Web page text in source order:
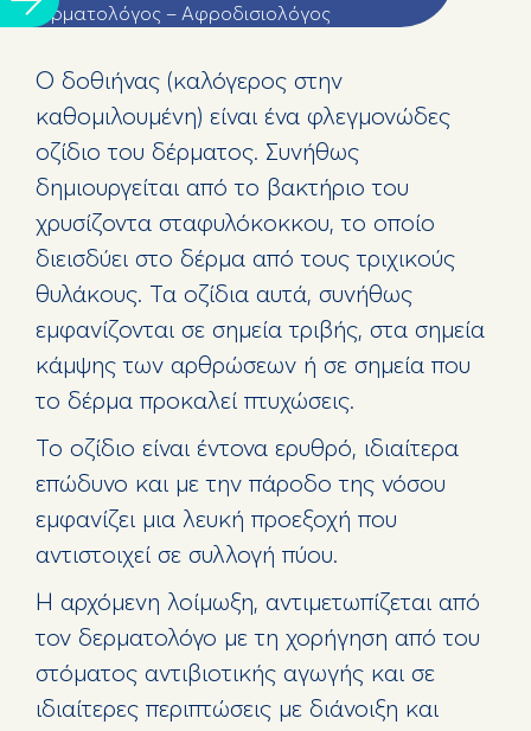
Δερματολόγος – Αφροδισιολόγος
Ο δοθιήνας (καλόγερος στην
καθομιλουμένη) είναι ένα φλεγμονώδες
οζίδιο του δέρματος. Συνήθως
δημιουργείται από το βακτήριο του
χρυσίζοντα σταφυλόκοκκου, το οποίο
διεισδύει στο δέρμα από τους τριχικούς
θυλάκους. Τα οζίδια αυτά, συνήθως
εμφανίζονται σε σημεία τριβής, στα σημεία
κάμψης των αρθρώσεων ή σε σημεία που
το δέρμα προκαλεί πτυχώσεις.
Το οζίδιο είναι έντονα ερυθρό, ιδιαίτερα
επώδυνο και με την πάροδο της νόσου
εμφανίζει μια λευκή προεξοχή που
αντιστοιχεί σε συλλογή πύου.
Η αρχόμενη λοίμωξη, αντιμετωπίζεται από
τον δερματολόγο με τη χορήγηση από του
στόματος αντιβιοτικής αγωγής και σε
ιδιαίτερες περιπτώσεις με διάνοιξη και